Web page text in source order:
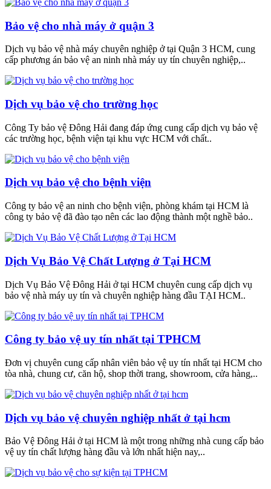
Bảo vệ cho nhà máy ở quận 3
Dịch vụ bảo vệ nhà máy chuyên nghiệp ở tại Quận 3 HCM, cung
cấp phương án bảo vệ an ninh nhà máy uy tín chuyên nghiệp,..
Dịch vụ bảo vệ cho trường học
Công Ty bảo vệ Đông Hải đang đáp ứng cung cấp dịch vụ bảo vệ
các trường học, bệnh viện tại khu vực HCM với chất..
Dịch vụ bảo vệ cho bệnh viện
Công ty bảo vệ an ninh cho bệnh viện, phòng khám tại HCM là
công ty bảo vệ đã đào tạo nên các lao động thành một nghề bảo..
Dịch Vụ Bảo Vệ Chất Lượng ở Tại HCM
Dịch Vụ Bảo Vệ Đông Hải ở tại HCM chuyên cung cấp dịch vụ
bảo vệ nhà máy uy tín và chuyên nghiệp hàng đầu TẠI HCM..
Công ty bảo vệ uy tín nhất tại TPHCM
Đơn vị chuyên cung cấp nhân viên bảo vệ uy tín nhất tại HCM cho
tòa nhà, chung cư, căn hộ, shop thời trang, showroom, cửa hàng,..
Dịch vụ bảo vệ chuyên nghiệp nhất ở tại hcm
Bảo Vệ Đông Hải ở tại HCM là một trong những nhà cung cấp bảo
vệ uy tín chất lượng hàng đầu và lớn nhất hiện nay,..